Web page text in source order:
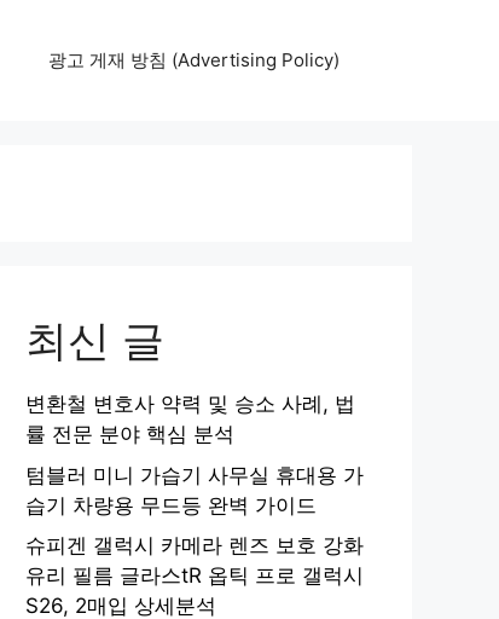
광고 게재 방침 (Advertising Policy)
최신 글
변환철 변호사 약력 및 승소 사례, 법
률 전문 분야 핵심 분석
텀블러 미니 가습기 사무실 휴대용 가
습기 차량용 무드등 완벽 가이드
슈피겐 갤럭시 카메라 렌즈 보호 강화
유리 필름 글라스tR 옵틱 프로 갤럭시
S26, 2매입 상세분석